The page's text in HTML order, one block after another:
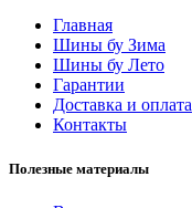
Главная
Шины бу Зима
Шины бу Лето
Гарантии
Доставка и оплата
Контакты
Полезные материалы